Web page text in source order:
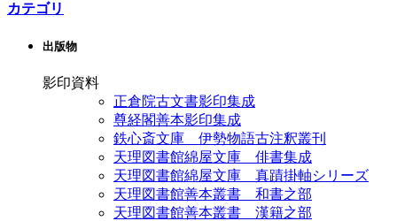
カテゴリ
出版物
影印資料
正倉院古文書影印集成
尊経閣善本影印集成
鉄心斎文庫 伊勢物語古注釈叢刊
天理図書館綿屋文庫 俳書集成
天理図書館綿屋文庫 真蹟掛軸シリーズ
天理図書館善本叢書 和書之部
天理図書館善本叢書 漢籍之部